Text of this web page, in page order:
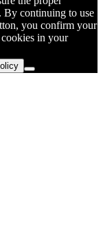
By continuing to use
you confirm your
cookies in your